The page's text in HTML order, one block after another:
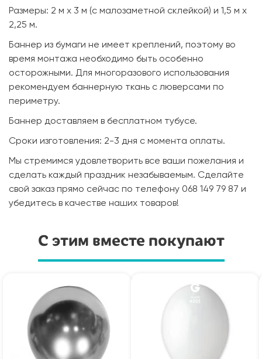
Размеры: 2 м х 3 м (с малозаметной склейкой) и 1,5 м х
2,25 м.
Баннер из бумаги не имеет креплений, поэтому во
время монтажа необходимо быть особенно
осторожными. Для многоразового использования
рекомендуем баннерную ткань с люверсами по
периметру.
Баннер доставляем в бесплатном тубусе.
Сроки изготовления: 2-3 дня с момента оплаты.
Мы стремимся удовлетворить все ваши пожелания и
сделать каждый праздник незабываемым. Сделайте
свой заказ прямо сейчас по телефону 068 149 79 87 и
убедитесь в качестве наших товаров!
С этим вместе покупают